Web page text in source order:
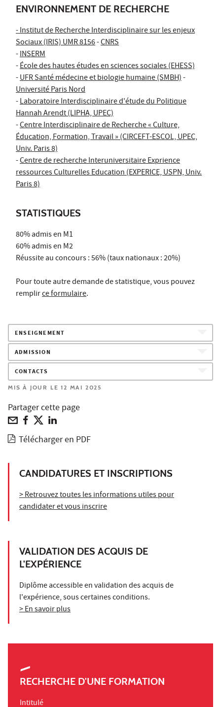
ENVIRONNEMENT DE RECHERCHE
-Institut de Recherche Interdisciplinaire sur les enjeux
Sociaux (IRIS) UMR 8156-CNRS
-INSERM
-École des hautes études en sciences sociales (EHESS)
-UFR Santé médecine et biologie humaine (SMBH)-
Université Paris Nord
-Laboratoire Interdisciplinaire d'étude du Politique
Hannah Arendt (LIPHA, UPEC)
-Centre Interdisciplinaire de Recherche « Culture,
Éducation, Formation, Travail » (CIRCEFT-ESCOL, UPEC,
Univ. Paris 8)
-Centre de recherche Interuniversitaire Exprience
ressources Culturelles Education (EXPERICE, USPN, Univ.
Paris 8)
STATISTIQUES
80% admis en M1
60% admis en M2
Réussite au concours : 56% (taux nationaux : 20%)
Pour toute autre demande de statistique, vous pouvez
remplirce formulaire.
ENSEIGNEMENT
ADMISSION
CONTACTS
MIS À JOUR LE 12 MAI 2025
Partager cette page
Télécharger en PDF
CANDIDATURES ET INSCRIPTIONS
> Retrouvez toutes les informations utiles pour
candidater et vous inscrire
VALIDATION DES ACQUIS DE
L'EXPÉRIENCE
Diplôme accessible en validation des acquis de
l'expérience, sous certaines conditions.
> En savoir plus
RECHERCHE D'UNE FORMATION
Intitulé